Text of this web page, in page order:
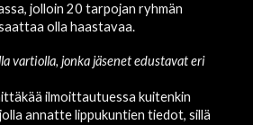
jolloin 20 tarpojan ryhmän
olla haastavaa.
vartiolla, jonka jäsenet edustavat eri
ilmoittautuessa kuitenkin
annatte lippukuntien tiedot, sillä